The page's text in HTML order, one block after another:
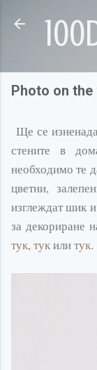
Photo on the
Ще се
стените в
необходимо те
цветни,
изглеждат шик
за декориране
тук, тукилитук.